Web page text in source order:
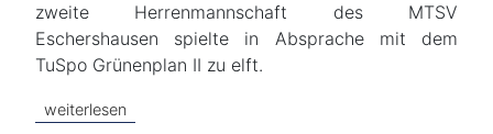
zweite Herrenmannschaft des MTSV
Eschershausen spielte in Absprache mit dem
TuSpo Grünenplan II zu elft.
weiterlesen